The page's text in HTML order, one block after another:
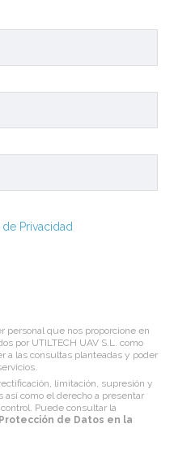
de Privacidad
personal que nos proporcione en
por UTILTECH UAV S.L. como
a las consultas planteadas y poder
limitación, supresión y
así como el derecho a presentar
Puede consultar la
Protección de Datos en la